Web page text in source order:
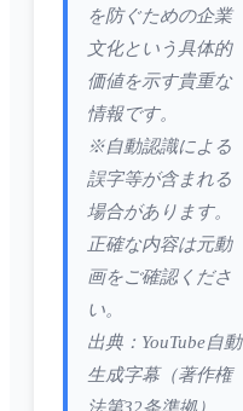
を防ぐための企業
文化という具体的
価値を示す貴重な
情報です。
※自動認識による
誤字等が含まれる
場合があります。
正確な内容は元動
画をご確認くださ
い。
出典：YouTube自動
生成字幕（著作権